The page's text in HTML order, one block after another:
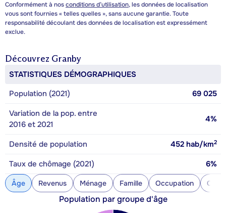
Conformément à nosconditions d’utilisation, les données de localisation
vous sont fournies « telles quelles », sans aucune garantie. Toute
responsabilité découlant des données de localisation est expressément
exclue.
Découvrez Granby
STATISTIQUES DÉMOGRAPHIQUES
Population (2021)
69 025
Variation de la pop. entre
2016 et 2021
4%
Densité de population 452 hab/km2
Taux de chômage (2021) 6%
Âge Revenus Ménage Famille Occupation
Population par groupe d'âge